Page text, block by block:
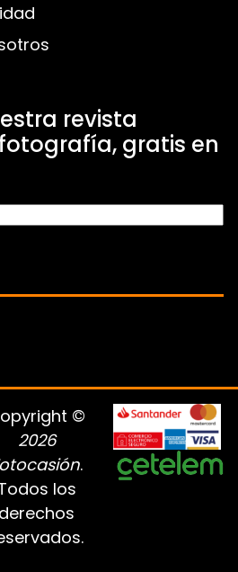
revista
gratis en
©
2026
.
los
derechos